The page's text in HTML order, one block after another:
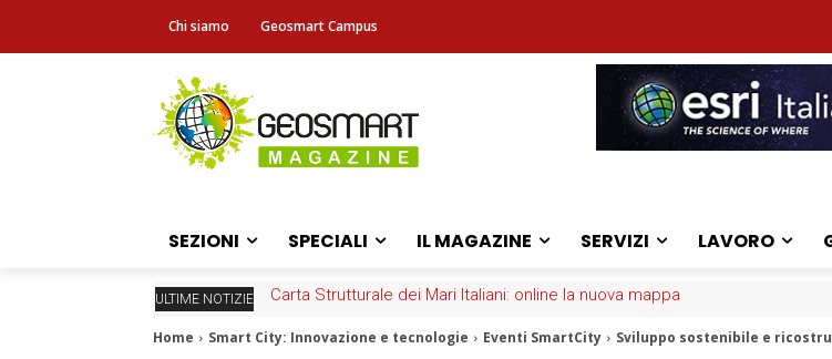
Chi siamo Geosmart Campus
SEZIONI SPECIALI IL MAGAZINE SERVIZI LAVORO
ULTIME NOTIZIE Carta Strutturale dei Mari Italiani: online la nuova mappa
Home Smart City: Innovazione e tecnologie Eventi SmartCity Sviluppo sostenibile e